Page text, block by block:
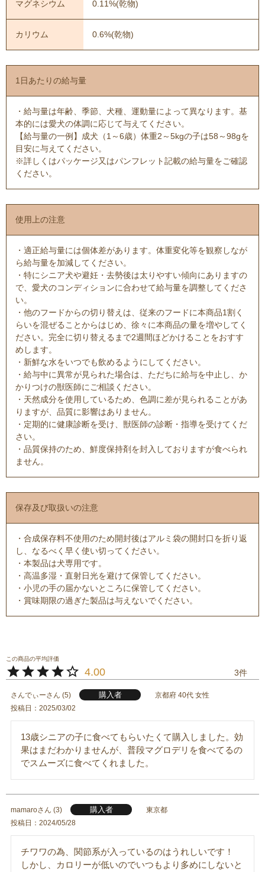
マグネシウム 0.11%(乾物)
カリウム 0.6%(乾物)
1日あたりの給与量
・給与量は年齢、季節、犬種、運動量によって異なります。基
本的には愛犬の体調に応じて与えてください。
【給与量の一例】成犬（1～6歳）体重2～5kgの子は58～98gを
目安に与えてください。
※詳しくはパッケージ又はパンフレット記載の給与量をご確認
ください。
使用上の注意
・適正給与量には個体差があります。体重変化等を観察しなが
ら給与量を加減してください。
・特にシニア犬や避妊・去勢後は太りやすい傾向にありますの
で、愛犬のコンディションに合わせて給与量を調整してくださ
い。
・他のフードからの切り替えは、従来のフードに本商品1割く
らいを混ぜることからはじめ、徐々に本商品の量を増やしてく
ださい。完全に切り替えるまで2週間ほどかけることをおすす
めします。
・新鮮な水をいつでも飲めるようにしてください。
・給与中に異常が見られた場合は、ただちに給与を中止し、か
かりつけの獣医師にご相談ください。
・天然成分を使用しているため、色調に差が見られることがあ
りますが、品質に影響はありません。
・定期的に健康診断を受け、獣医師の診断・指導を受けてくだ
さい。
・品質保持のため、鮮度保持剤を封入しておりますが食べられ
ません。
保存及び取扱いの注意
・合成保存料不使用のため開封後はアルミ袋の開封口を折り返
し、なるべく早く使い切ってください。
・本製品は犬専用です。
・高温多湿・直射日光を避けて保管してください。
・小児の手の届かないところに保管してください。
・賞味期限の過ぎた製品は与えないでください。
4.00 3
さんでぃー 5 購入者 京都府 40代 女性
投稿日
2025/03/02
13歳シニアの子に食べてもらいたくて購入しました。効
果はまだわかりませんが、普段マグロデリを食べてるの
でスムーズに食べてくれました。
mamaro 3 購入者
東京都
投稿日
2024/05/28
チワワの為、関節系が入っているのはうれしいです！
しかし、カロリーが低いのでいつもより多めにしないと